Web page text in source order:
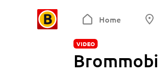
Home
VIDEO